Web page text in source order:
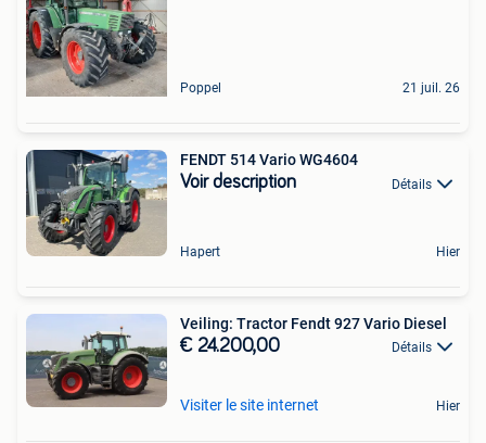
Poppel 21 juil. 26
FENDT 514 Vario WG4604
Voir description Détails
Hapert Hier
Veiling: Tractor Fendt 927 Vario Diesel
€ 24.200,00 Détails
Visiter le site internet Hier